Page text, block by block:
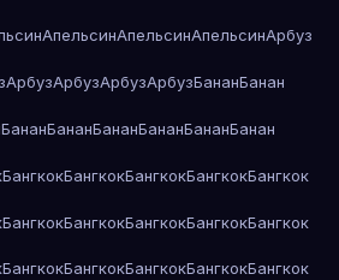
АпельсинАпельсинАпельсинАрбуз
АрбузАрбузАрбузАрбузБананБанан
БананБананБананБананБананБанан
БангкокБангкокБангкокБангкокБангкок
БангкокБангкокБангкокБангкокБангкок
БангкокБангкокБангкокБангкокБангкок